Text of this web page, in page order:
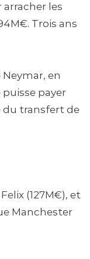
arracher les
Trois ans
en
puisse payer
du transfert de
(127M€), et
Manchester